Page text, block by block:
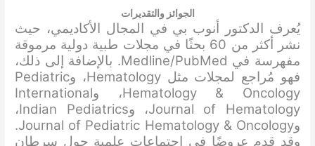
الجوائز والتقديرات
يُعرف الدكتور أنوب بي في المجال الأكاديمي، حيث
نشر أكثر من 60 بحثًا في مجلات طبية دولية مرموقة
مفهرسة في Medline/PubMed. بالإضافة إلى ذلك،
فهو مُراجع لمجلات مثل Hematology، وPediatric
Hematology & Oncology، وInternational
Journal of Hematology، وIndian Pediatrics،
وJournal of Pediatric Hematology & Oncology.
وقد قدم عروضًا في اجتماعات علمية حول سرطان